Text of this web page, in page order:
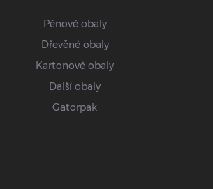
Pěnové obaly
Dřevěné obaly
Kartonové obaly
Další obaly
Gatorpak